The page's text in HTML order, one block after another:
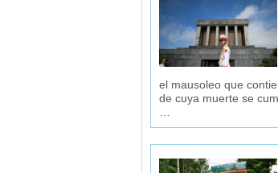
el mausoleo que
de cuya muerte se